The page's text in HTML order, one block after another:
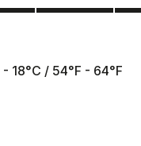
- 18°C / 54°F - 64°F